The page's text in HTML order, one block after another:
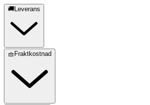
🚚Leverans
🧺Fraktkostnad